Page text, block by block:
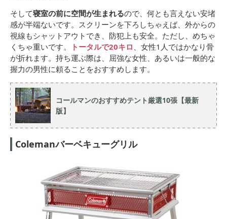
そして寝室の前に空間が生まれるので、何とも言えない安堵
感が半端ないです。スクリーンを下ろしちゃえば、外からの
視線もシャットアウトでき、防犯上も安全。ただし、めちゃ
くちゃ重いです。
トータルで20キロ 、女性1人ではかなり骨
が折れます。持ち運ぶ際は、屈強な女性、あるいは一般的な
握力の男性に頼ることをおすすめします。
コールマンのおすすめテント厳選10張【最新
版】
Colemanバーベキューグリル